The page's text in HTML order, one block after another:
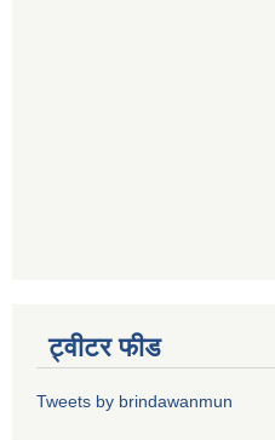
ट्वीटर फीड
Tweets by brindawanmun